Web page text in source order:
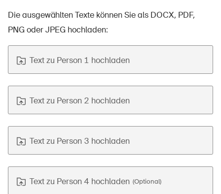
Die ausgewählten Texte können Sie als DOCX, PDF,
PNG oder JPEG hochladen:
Text zu Person 1 hochladen
Text zu Person 2 hochladen
Text zu Person 3 hochladen
Text zu Person 4 hochladen